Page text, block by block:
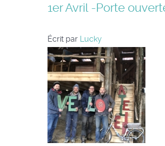
1er Avril -Porte
Écrit par Lucky